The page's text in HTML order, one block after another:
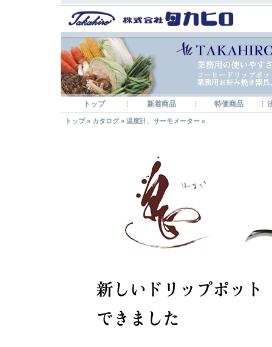
トップ 新着商品 特価商品
トップ» カタログ» 温度計、サーモメーター »